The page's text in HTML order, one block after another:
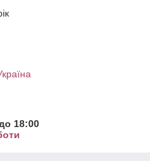
18:00